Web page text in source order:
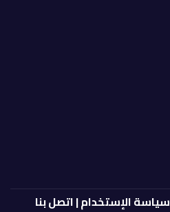
سياسة الإستخدام|اتصل بنا